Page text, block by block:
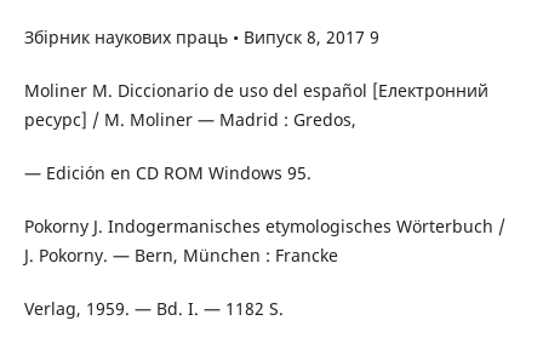
Збірник наукових праць • Випуск 8, 2017 9
Molіner M. Diccionario de uso del español [Електронний
ресурс] / М. Molіner — Madrid : Gredos,
— Edición en CD ROM Windows 95.
Pokorny J. Indogermanisches etymologisches Wörterbuch /
J. Pokorny. — Bern, München : Francke
Verlag, 1959. — Bd. I. — 1182 S.